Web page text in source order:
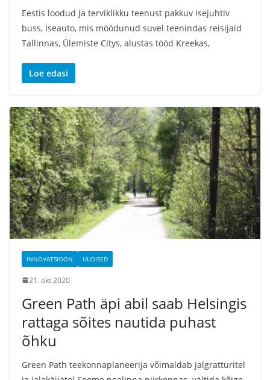
Eestis loodud ja terviklikku teenust pakkuv isejuhtiv
buss, Iseauto, mis möödunud suvel teenindas reisijaid
Tallinnas, Ülemiste Citys, alustas tööd Kreekas,
Loe edasi
INNOVATSIOON UUDISED
21. okt 2020
Green Path äpi abil saab Helsingis
rattaga sõites nautida puhast
õhku
Green Path teekonnaplaneerija võimaldab jalgratturitel